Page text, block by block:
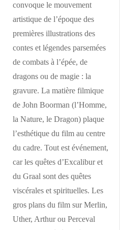
convoque le mouvement
artistique de l’époque des
premières illustrations des
contes et légendes parsemées
de combats à l’épée, de
dragons ou de magie : la
gravure. La matière filmique
de John Boorman (l’Homme,
la Nature, le Dragon) plaque
l’esthétique du film au centre
du cadre. Tout est événement,
car les quêtes d’Excalibur et
du Graal sont des quêtes
viscérales et spirituelles. Les
gros plans du film sur Merlin,
Uther, Arthur ou Perceval